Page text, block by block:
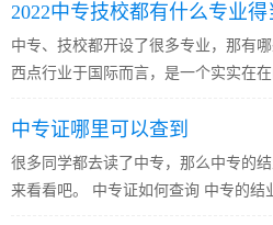
英语 2、到校后操纵初三课前时间多
一...
2022中专技校都有什么专业
中专、技校都开设了很多专业，那有
西点行业于国际而言，是一个实实在
的市场需求量急剧扩大，这也给西点
中专证哪里可以查到
很多同学都去读了中专，那么中专的
来看看吧。 中专证如何查询 中专的结